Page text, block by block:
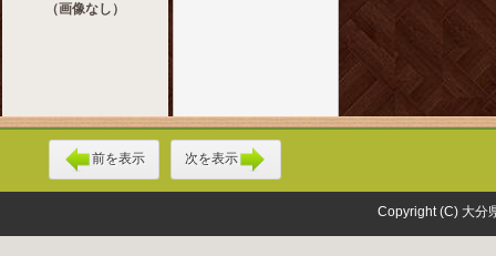
（画像なし）
前を表示 次を表示
Copyright (C) 大分